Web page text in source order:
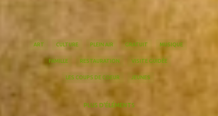
ART CULTURE PLEIN AIR GRATUIT MUSIQUE
FAMILLE RESTAURATION VISITE GUIDÉE
LES COUPS DE COEUR JEUNES
PLUS D'ÉLÉMENTS